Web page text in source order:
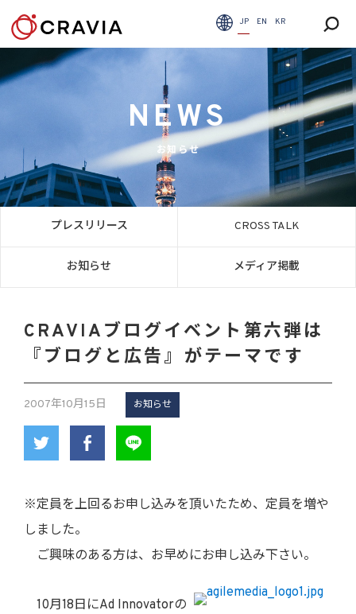
JP EN KR
NEWS
お知らせ
プレスリリース CROSS TALK
お知らせ メディア掲載
CRAVIAブログイベント第六弾は
『ブログと広告』がテーマです
2007年10月15日 お知らせ
※定員を上回るお申し込みを頂いたため、定員を増や
しました。
ご興味のある方は、お早めにお申し込み下さい。
10月18日にAd Innovatorの